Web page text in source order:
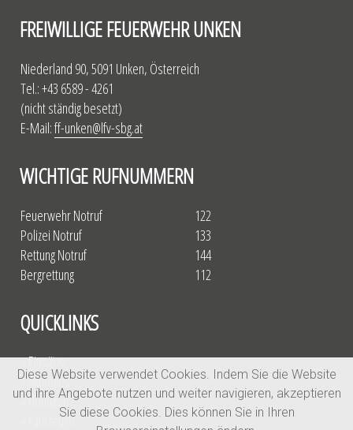
FREIWILLIGE FEUERWEHR UNKEN
Niederland 90, 5091 Unken, Österreich
Tel.: +43 6589 - 4261
(nicht ständig besetzt)
E-Mail:ff-unken@lfv-sbg.at
WICHTIGE RUFNUMMERN
Feuerwehr Notruf
Polizei Notruf
Rettung Notruf
Bergrettung
122
133
144
112
QUICKLINKS
» Einsätze
» Aktuelles
» Übungen
» Fahrzeuge
Diese Website verwendet Cookies. Indem Sie die Website
und ihre Angebote nutzen und weiter navigieren, akzeptieren
Sie diese Cookies. Dies können Sie in Ihren